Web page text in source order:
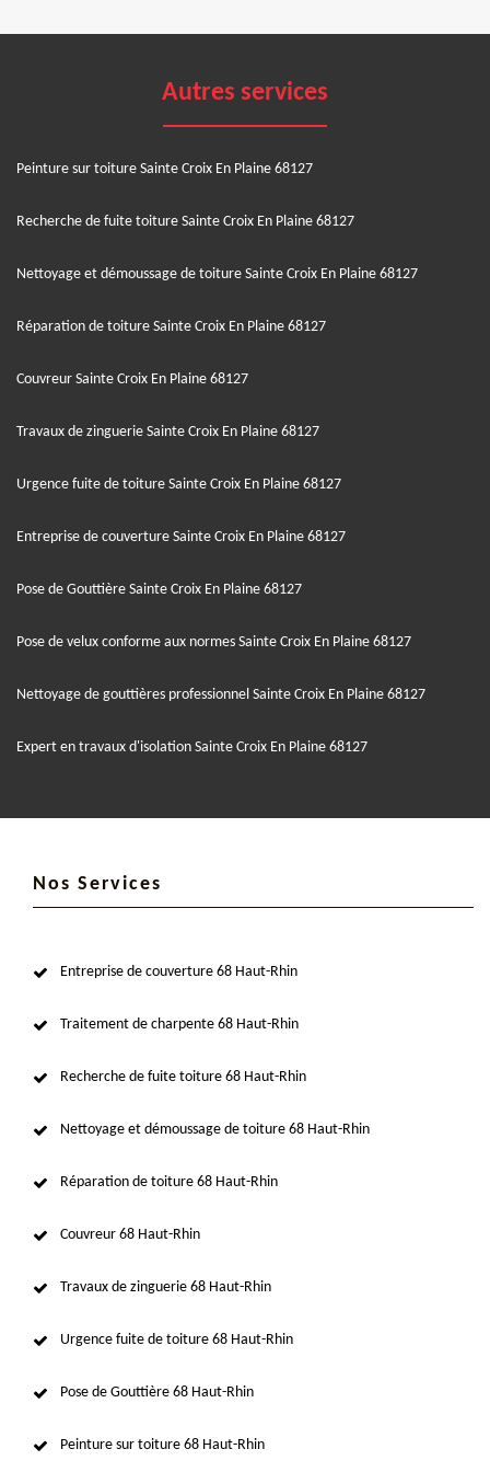
Autres services
Peinture sur toiture Sainte Croix En Plaine 68127
Recherche de fuite toiture Sainte Croix En Plaine 68127
Nettoyage et démoussage de toiture Sainte Croix En Plaine 68127
Réparation de toiture Sainte Croix En Plaine 68127
Couvreur Sainte Croix En Plaine 68127
Travaux de zinguerie Sainte Croix En Plaine 68127
Urgence fuite de toiture Sainte Croix En Plaine 68127
Entreprise de couverture Sainte Croix En Plaine 68127
Pose de Gouttière Sainte Croix En Plaine 68127
Pose de velux conforme aux normes Sainte Croix En Plaine 68127
Nettoyage de gouttières professionnel Sainte Croix En Plaine 68127
Expert en travaux d'isolation Sainte Croix En Plaine 68127
Nos Services
Entreprise de couverture 68 Haut-Rhin
Traitement de charpente 68 Haut-Rhin
Recherche de fuite toiture 68 Haut-Rhin
Nettoyage et démoussage de toiture 68 Haut-Rhin
Réparation de toiture 68 Haut-Rhin
Couvreur 68 Haut-Rhin
Travaux de zinguerie 68 Haut-Rhin
Urgence fuite de toiture 68 Haut-Rhin
Pose de Gouttière 68 Haut-Rhin
Peinture sur toiture 68 Haut-Rhin